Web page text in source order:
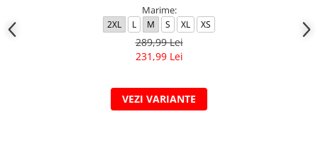
Marime:
2XL L M S XL XS
289,99 Lei
231,99 Lei
VEZI VARIANTE